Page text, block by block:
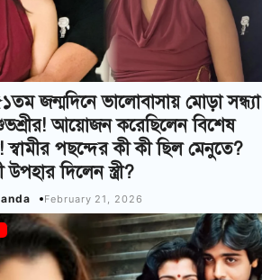
জন্মদিনে ভালোবাসায় মোড়া সন্ধ্যা
আয়োজন করেছিলেন বিশেষ
স্বামীর পছন্দের কী কী ছিল মেনুতে?
দিলেন স্ত্রী?
February 21, 2026